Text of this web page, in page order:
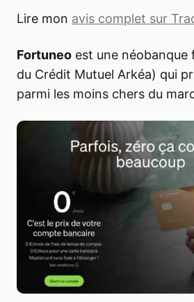
Lire mon avis complet sur
Fortuneo est une néobanque
du Crédit Mutuel Arkéa) qui
parmi les moins chers du